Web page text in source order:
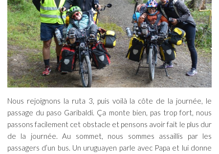
Nous rejoignons la ruta 3, puis voilà la côte de la journée, le
passage du paso Garibaldi. Ça monte bien, pas trop fort, nous
passons facilement cet obstacle et pensons avoir fait le plus dur
de la journée. Au sommet, nous sommes assaillis par les
passagers d’un bus. Un uruguayen parle avec Papa et lui donne